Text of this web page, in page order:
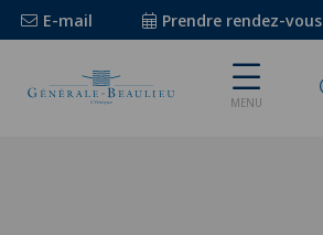
E-mail Prendre rendez-vous
MENU